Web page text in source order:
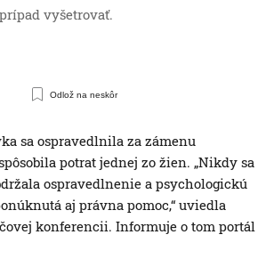
vyšetrovať.
Odlož na neskôr
sa ospravedlnila za zámenu
potrat jednej zo žien. „Nikdy sa
ospravedlnenie a psychologickú
aj právna pomoc,“ uviedla
konferencii. Informuje o tom portál